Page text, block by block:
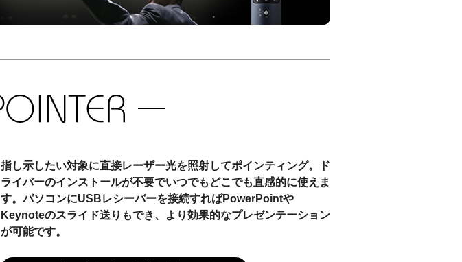
指し示したい対象に直接レーザー光を照射してポインティング。ド
ライバーのインストールが不要でいつでもどこでも直感的に使えま
す。パソコンにUSBレシーバーを接続すればPowerPointや
Keynoteのスライド送りもでき、より効果的なプレゼンテーション
が可能です。